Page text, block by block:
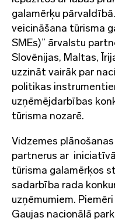
galamērķu
veicināšana tūrisma
SMEs)” ārvalstu
Slovēnijas, Maltas,
uzzināt vairāk par
politikas
uzņēmējdarbības
tūrisma nozarē.
Vidzemes
partnerus ar
tūrisma galamērķos
sadarbība rada
uzņēmumiem.
Gaujas nacionālā